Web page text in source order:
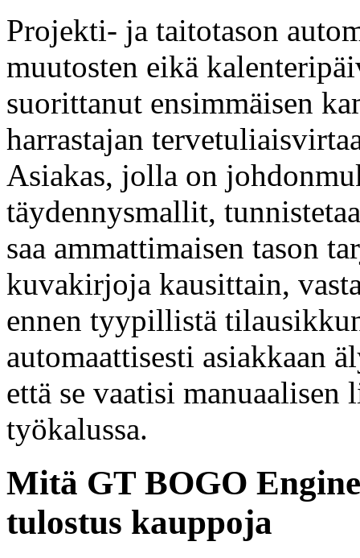
Projekti- ja taitotason
muutosten eikä
suorittanut ensimmäisen
harrastajan
Asiakas, jolla on
täydennysmallit,
saa ammattimaisen tason
kuvakirjoja kausittain,
ennen tyypillistä
automaattisesti asiakkaan
että se vaatisi manuaalisen
työkalussa.
Mitä GT BOGO
tulostus kauppoja